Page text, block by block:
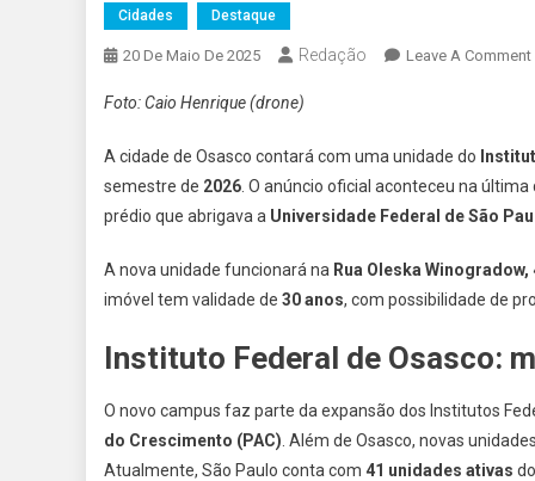
Cidades Destaque
20 De Maio De 2025 Redação Leave A Comment
Foto: Caio Henrique (drone)
A cidade de Osasco contará com uma unidade do
semestre de 2026 . O anúncio oficial aconteceu na
prédio que abrigava a Universidade Federal de São
A nova unidade funcionará na Rua Oleska Winogradow,
imóvel tem validade de 30 anos, com possibilidade de
Instituto Federal de Osasco:
O novo campus faz parte da expansão dos Institutos
do Crescimento (PAC) . Além de Osasco, novas
Atualmente, São Paulo conta com 41 unidades ativas